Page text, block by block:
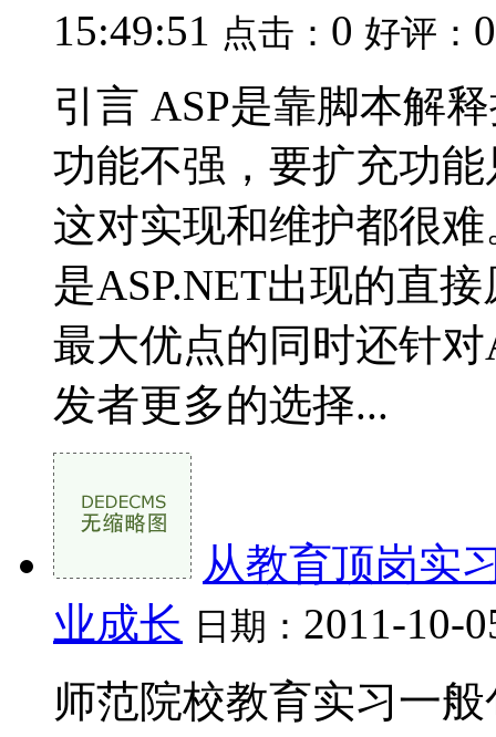
15:49:51
点击： 0 好评： 0
引言 ASP是靠脚本解
功能不强，要扩充功
这对实现和维护都很
是ASP.NET出现的直
最大优点的同时还针
发者更多的选择...
从教育顶岗实
业成长 日期： 2011-10-
师范院校教育实习一